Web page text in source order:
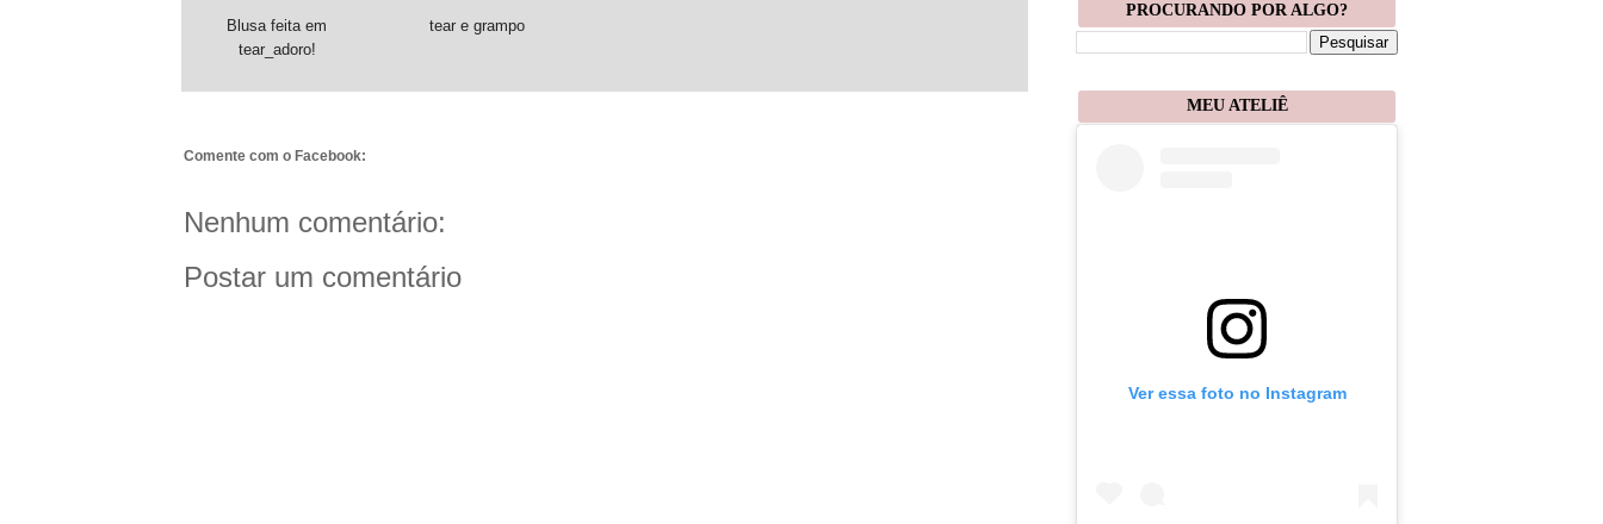
Blusa feita em
tear_adoro!
tear e grampo
Comente com o Facebook:
Nenhum comentário:
Postar um comentário
PROCURANDO POR ALGO?
MEU ATELIÊ
Ver essa foto no Instagram